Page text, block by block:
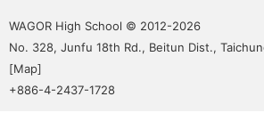
WAGOR High School © 2012-2026
No. 328, Junfu 18th Rd., Beitun Dist.,
[Map]
+886-4-2437-1728